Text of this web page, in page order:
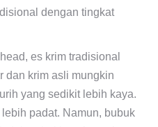
dengan tingkat
es krim tradisional
dan krim asli mungkin
yang sedikit lebih kaya.
padat. Namun, bubuk